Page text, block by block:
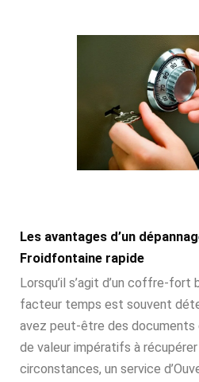
Les avantages d’un
Froidfontaine rapide
Lorsqu’il s’agit d’un coffre-
facteur temps est souvent
avez peut-être des documents
de valeur impératifs à
circonstances, un service